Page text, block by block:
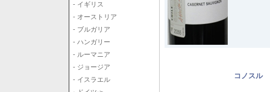
- イギリス
- オーストリア
- ブルガリア
- ハンガリー
- ルーマニア
- ジョージア
- イスラエル
コノスル